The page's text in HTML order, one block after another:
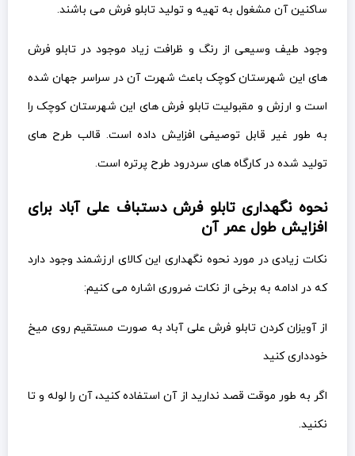
ساکنین آن مشغول به تهیه و تولید تابلو فرش می باشند.
وجود طیف وسیعی از رنگ و ظرافت زیاد موجود در تابلو فرش
های این شهرستان کوچک باعث شهرت آن در سراسر جهان شده
است و ارزش و مقبولیت تابلو فرش های این شهرستان کوچک را
به طور غیر قابل توصیفی افزایش داده است. قالب طرح های
تولید شده در کارگاه های سردرود طرح پرتره است.
نحوه نگهداری تابلو فرش دستباف علی آباد برای
افزایش طول عمر آن
نکات زیادی در مورد نحوه نگهداری این کالای ارزشمند وجود دارد
که در ادامه به برخی از نکات ضروری اشاره می کنیم:
از آویزان کردن تابلو فرش علی آباد به صورت مستقیم روی میخ
خودداری کنید
اگر به طور موقت قصد ندارید از آن استفاده کنید، آن را لوله و تا
نکنید.